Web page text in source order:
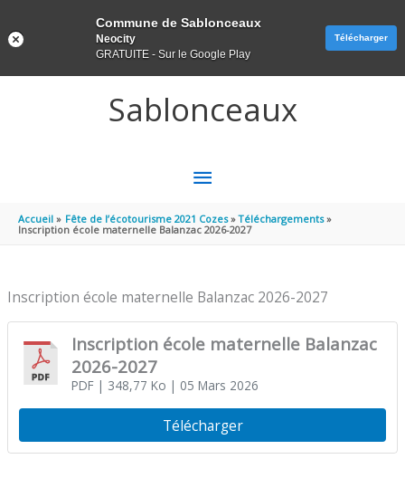
Sablonceaux
MENU
PRINCIPAL
Accueil Fête de l’écotourisme 2021 Cozes
Téléchargements
Inscription école maternelle Balanzac 2026-2027
Inscription école maternelle Balanzac 2026-2027
Inscription école maternelle Balanzac
2026-2027
PDF| 348,77 Ko | 05 Mars 2026
Télécharger
Commune de Sablonceaux
Neocity
GRATUITE - Sur le Google Play
Télécharger